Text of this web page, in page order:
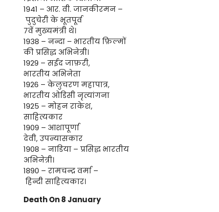
1941 – आर. वी. जानकीरमन –
पुदुचेरी के भूतपूर्व
7वें मुख्यमंत्री थे।
1938 – नन्दा – भारतीय फ़िल्मों
की प्रसिद्ध अभिनेत्री।
1929 – सईद जाफ़री,
भारतीय अभिनेता
1926 – केलुचरण महापात्र,
भारतीय ओडिसी नृत्यांगना
1925 – मोहन राकेश,
साहित्यकार
1909 – आशापूर्णा
देवी, उपन्यासकार
1908 – नाडिया – प्रसिद्ध भारतीय
अभिनेत्री।
1890 – रामचन्द्र वर्मा –
हिन्दी साहित्यकार।
Death On 8 January